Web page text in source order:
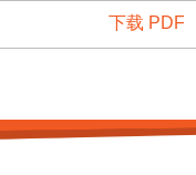
下载 PDF